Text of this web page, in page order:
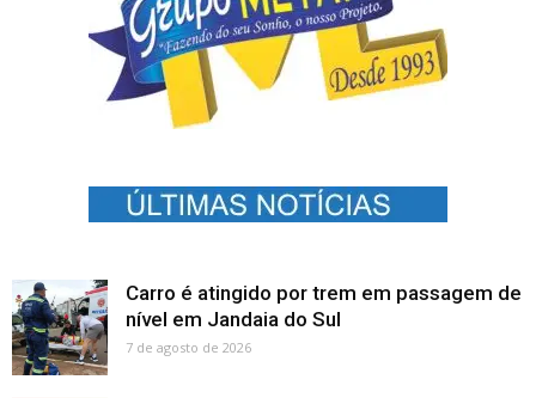
Carro é atingido por trem em passagem de
nível em Jandaia do Sul
7 de agosto de 2026